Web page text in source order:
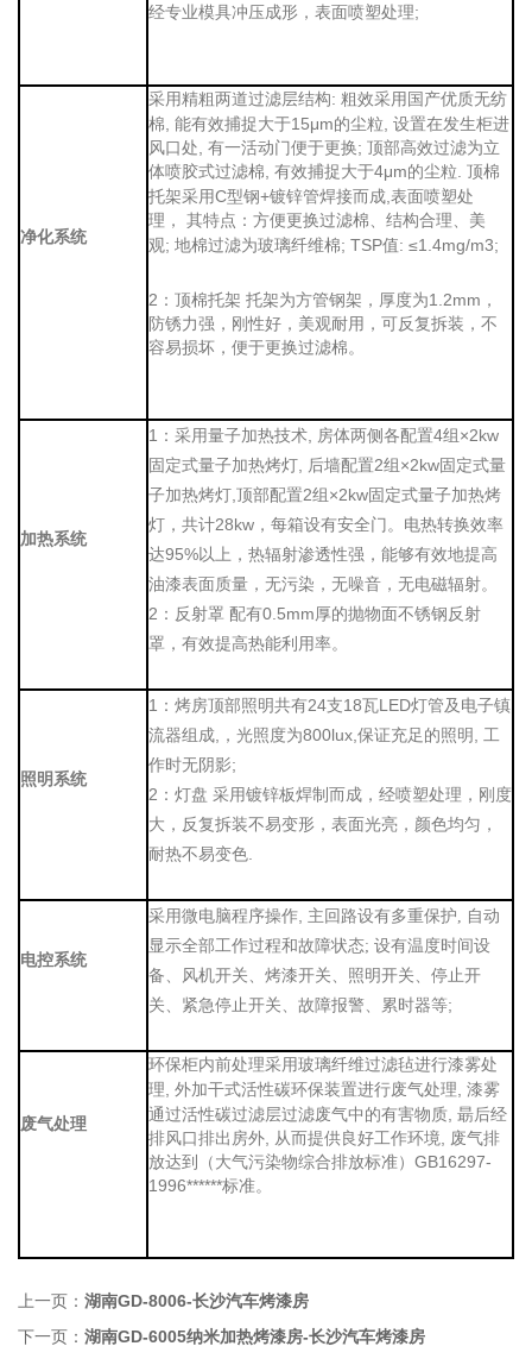
经专业模具冲压成形，表面喷塑处理;
净化系统
采用精粗两道过滤层结构: 粗效采用国产优质无纺
棉, 能有效捕捉大于15μm的尘粒, 设置在发生柜进
风口处, 有一活动门便于更换; 顶部高效过滤为立
体喷胶式过滤棉 , 有效捕捉大于4μm的尘粒. 顶棉
托架采用C型钢+镀锌管焊接而成,表面喷塑处
理， 其特点： 方便更换过滤棉、结构合理、美
观; 地棉过滤为玻璃纤维棉; TSP值: ≤1.4mg/m3;
2：顶棉托架 托架为方管钢架，厚度为1.2mm，
防锈力强，刚性好，美观耐用，可反复拆装，不
容易损坏，便于更换过滤棉。
加热系统
1：采用量子加热技术, 房体两侧各配置4组×2kw
固定式量子加热烤灯, 后墙配置2组×2kw固定式量
子加热烤灯, 顶部配置2组×2kw固定式量子加热烤
灯， 共计28kw，每箱设有安全门。电热转换效率
达95%以上，热辐射渗透性强，能够有效地提高
油漆表面质量，无污染，无噪音，无电磁辐射。
2：反射罩 配有0.5mm厚的抛物面不锈钢反射
罩，有效提高热能利用率。
照明系统
1：烤房顶部照明共有24支18瓦LED灯管及电子镇
流器组成,，光照度为800lux,保证充足的照明, 工
作时无阴影;
2：灯盘 采用镀锌板焊制而成，经喷塑处理，刚度
大，反复拆装不易变形，表面光亮，颜色均匀，
耐热不易变色.
电控系统
采用微电脑程序操作 主回路设有多重保护
自动
显示全部工作过程和故障状态; 设有温度时间设
备、
风机开关、 烤漆开关、照明开关、停止开
关、紧急停止开关、故障报警、累时器等;
废气处理
环保柜内前处理采用玻璃纤维过滤毡进行漆雾处
理 , 外加干式活性碳环保装置进行废气处理, 漆雾
通过活性碳过滤层过滤废气中的有害物质, 朂后经
排风口排出房外, 从而提供良好工作环境, 废气排
放达到（大气污染物综合排放标准）GB16297-
1996******标准。
上一页： 湖南GD-8006-长沙汽车烤漆房
下一页： 湖南GD-6005纳米加热烤漆房-长沙汽车烤漆房